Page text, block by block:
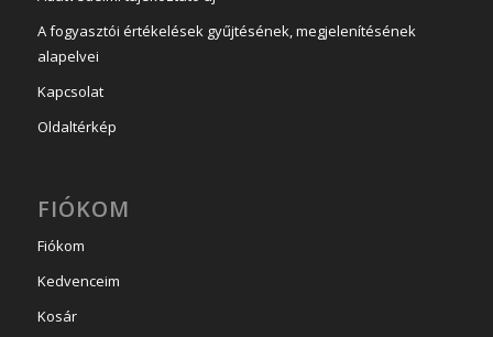
A fogyasztói értékelések gyűjtésének, megjelenítésének
alapelvei
Kapcsolat
Oldaltérkép
FIÓKOM
Fiókom
Kedvenceim
Kosár